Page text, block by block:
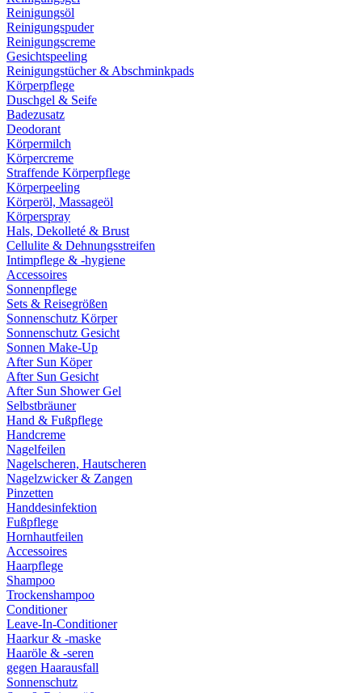
Reinigungsöl
Reinigungspuder
Reinigungscreme
Gesichtspeeling
Reinigungstücher & Abschminkpads
Körperpflege
Duschgel & Seife
Badezusatz
Deodorant
Körpermilch
Körpercreme
Straffende Körperpflege
Körperpeeling
Körperöl, Massageöl
Körperspray
Hals, Dekolleté & Brust
Cellulite & Dehnungsstreifen
Intimpflege & -hygiene
Accessoires
Sonnenpflege
Sets & Reisegrößen
Sonnenschutz Körper
Sonnenschutz Gesicht
Sonnen Make-Up
After Sun Köper
After Sun Gesicht
After Sun Shower Gel
Selbstbräuner
Hand & Fußpflege
Handcreme
Nagelfeilen
Nagelscheren, Hautscheren
Nagelzwicker & Zangen
Pinzetten
Handdesinfektion
Fußpflege
Hornhautfeilen
Accessoires
Haarpflege
Shampoo
Trockenshampoo
Conditioner
Leave-In-Conditioner
Haarkur & -maske
Haaröle & -seren
gegen Haarausfall
Sonnenschutz